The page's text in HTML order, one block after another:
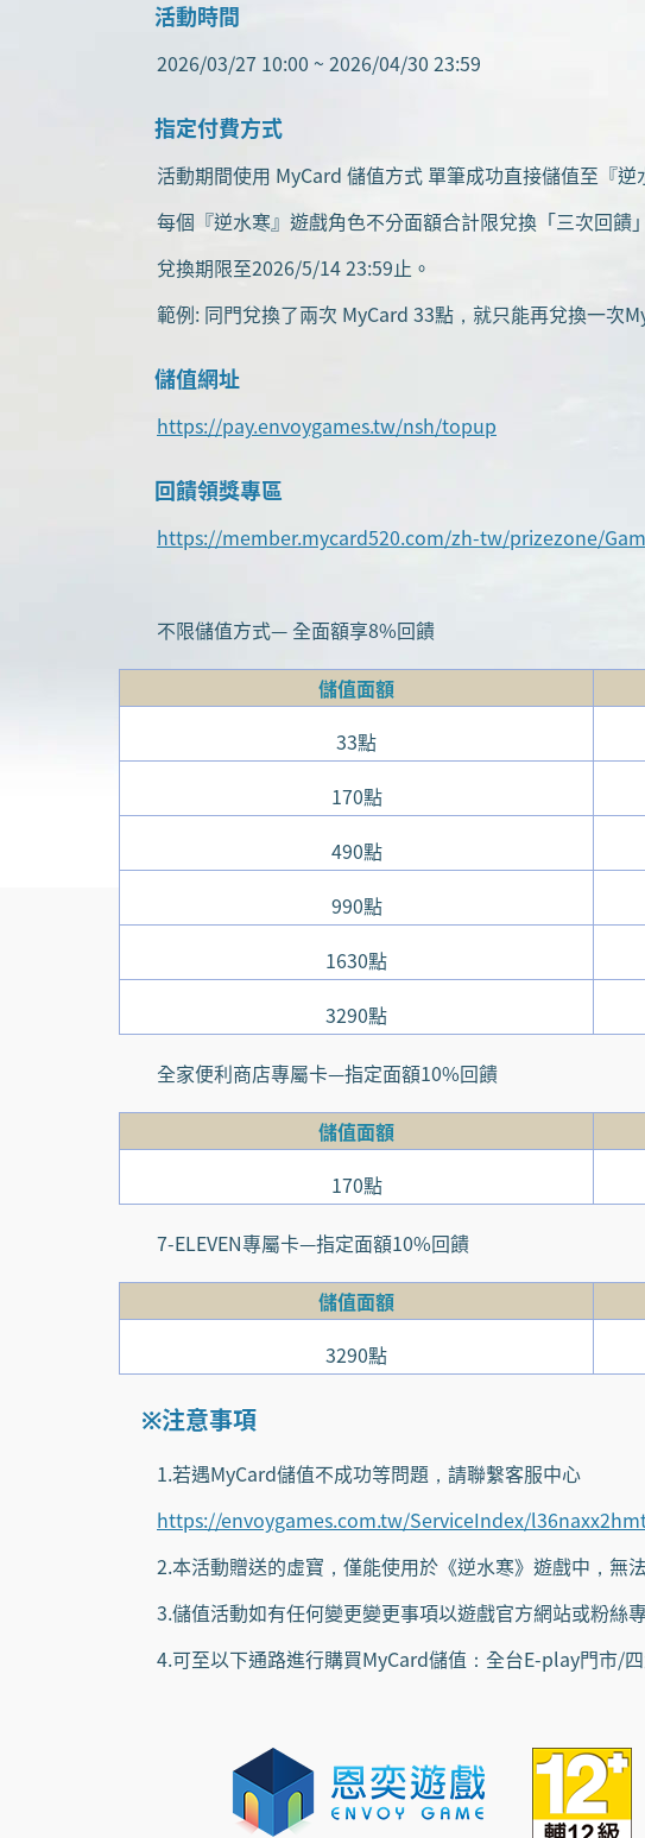
活動時間
2026/03/27 10:00 ~ 2026/04/30 23:59
指定付費方式
活動期間使用 MyCard 儲值方式 單筆成功直接儲值至『逆
每個『逆水寒』遊戲角色不分面額合計限兌換「三次回饋
兌換期限至2026/5/14 23:59止。
範例: 同門兌換了兩次 MyCard 33點，就只能再兌換一次
儲值網址
https://pay.envoygames.tw/nsh/topup
回饋領獎專區
https://member.mycard520.com/zh-tw/prizezone/
不限儲值方式— 全面額享8%回饋
儲值面額
33點
170點
490點
990點
1630點
3290點
全家便利商店專屬卡—指定面額10%回饋
儲值面額
170點
7-ELEVEN專屬卡—指定面額10%回饋
儲值面額
3290點
※注意事項
1.若遇MyCard儲值不成功等問題，請聯繫客服中心
https://envoygames.com.tw/ServiceIndex/
2.本活動贈送的虛寶，僅能使用於《逆水寒》遊戲中，無
3.儲值活動如有任何變更變更事項以遊戲官方網站或粉絲
4.可至以下通路進行購買MyCard儲值：全台E-play門市/